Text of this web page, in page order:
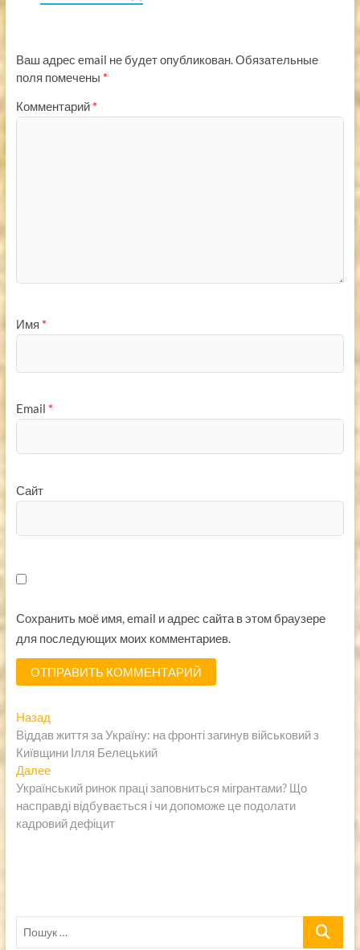
Ваш адрес email не будет опубликован.Обязательные
поля помечены *
Комментарий *
Имя *
Email *
Сайт
Сохранить моё имя, email и адрес сайта в этом браузере
для последующих моих комментариев.
Навигация
по
записям
НазадПредыдущая
запись:
Віддав життя за Україну: на фронті загинув військовий з
Київщини Ілля Белецький
ДалееСледующая
запись:
Український ринок праці заповниться мігрантами? Що
насправді відбувається і чи допоможе це подолати
кадровий дефіцит
Пошук